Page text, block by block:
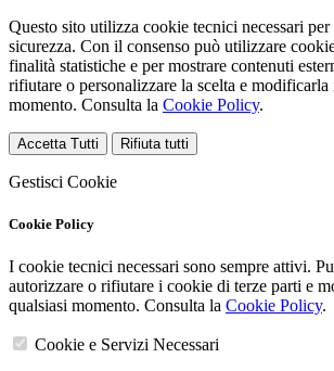
Questo sito utilizza cookie tecnici necessari
sicurezza. Con il consenso può utilizzare
finalità statistiche e per mostrare contenuti
rifiutare o personalizzare la scelta e modificarla
momento. Consulta la Cookie Policy.
Accetta Tutti Rifiuta tutti
Gestisci Cookie
Cookie Policy
I cookie tecnici necessari sono sempre attivi.
autorizzare o rifiutare i cookie di terze parti e
qualsiasi momento. Consulta la Cookie Policy.
Cookie e Servizi Necessari